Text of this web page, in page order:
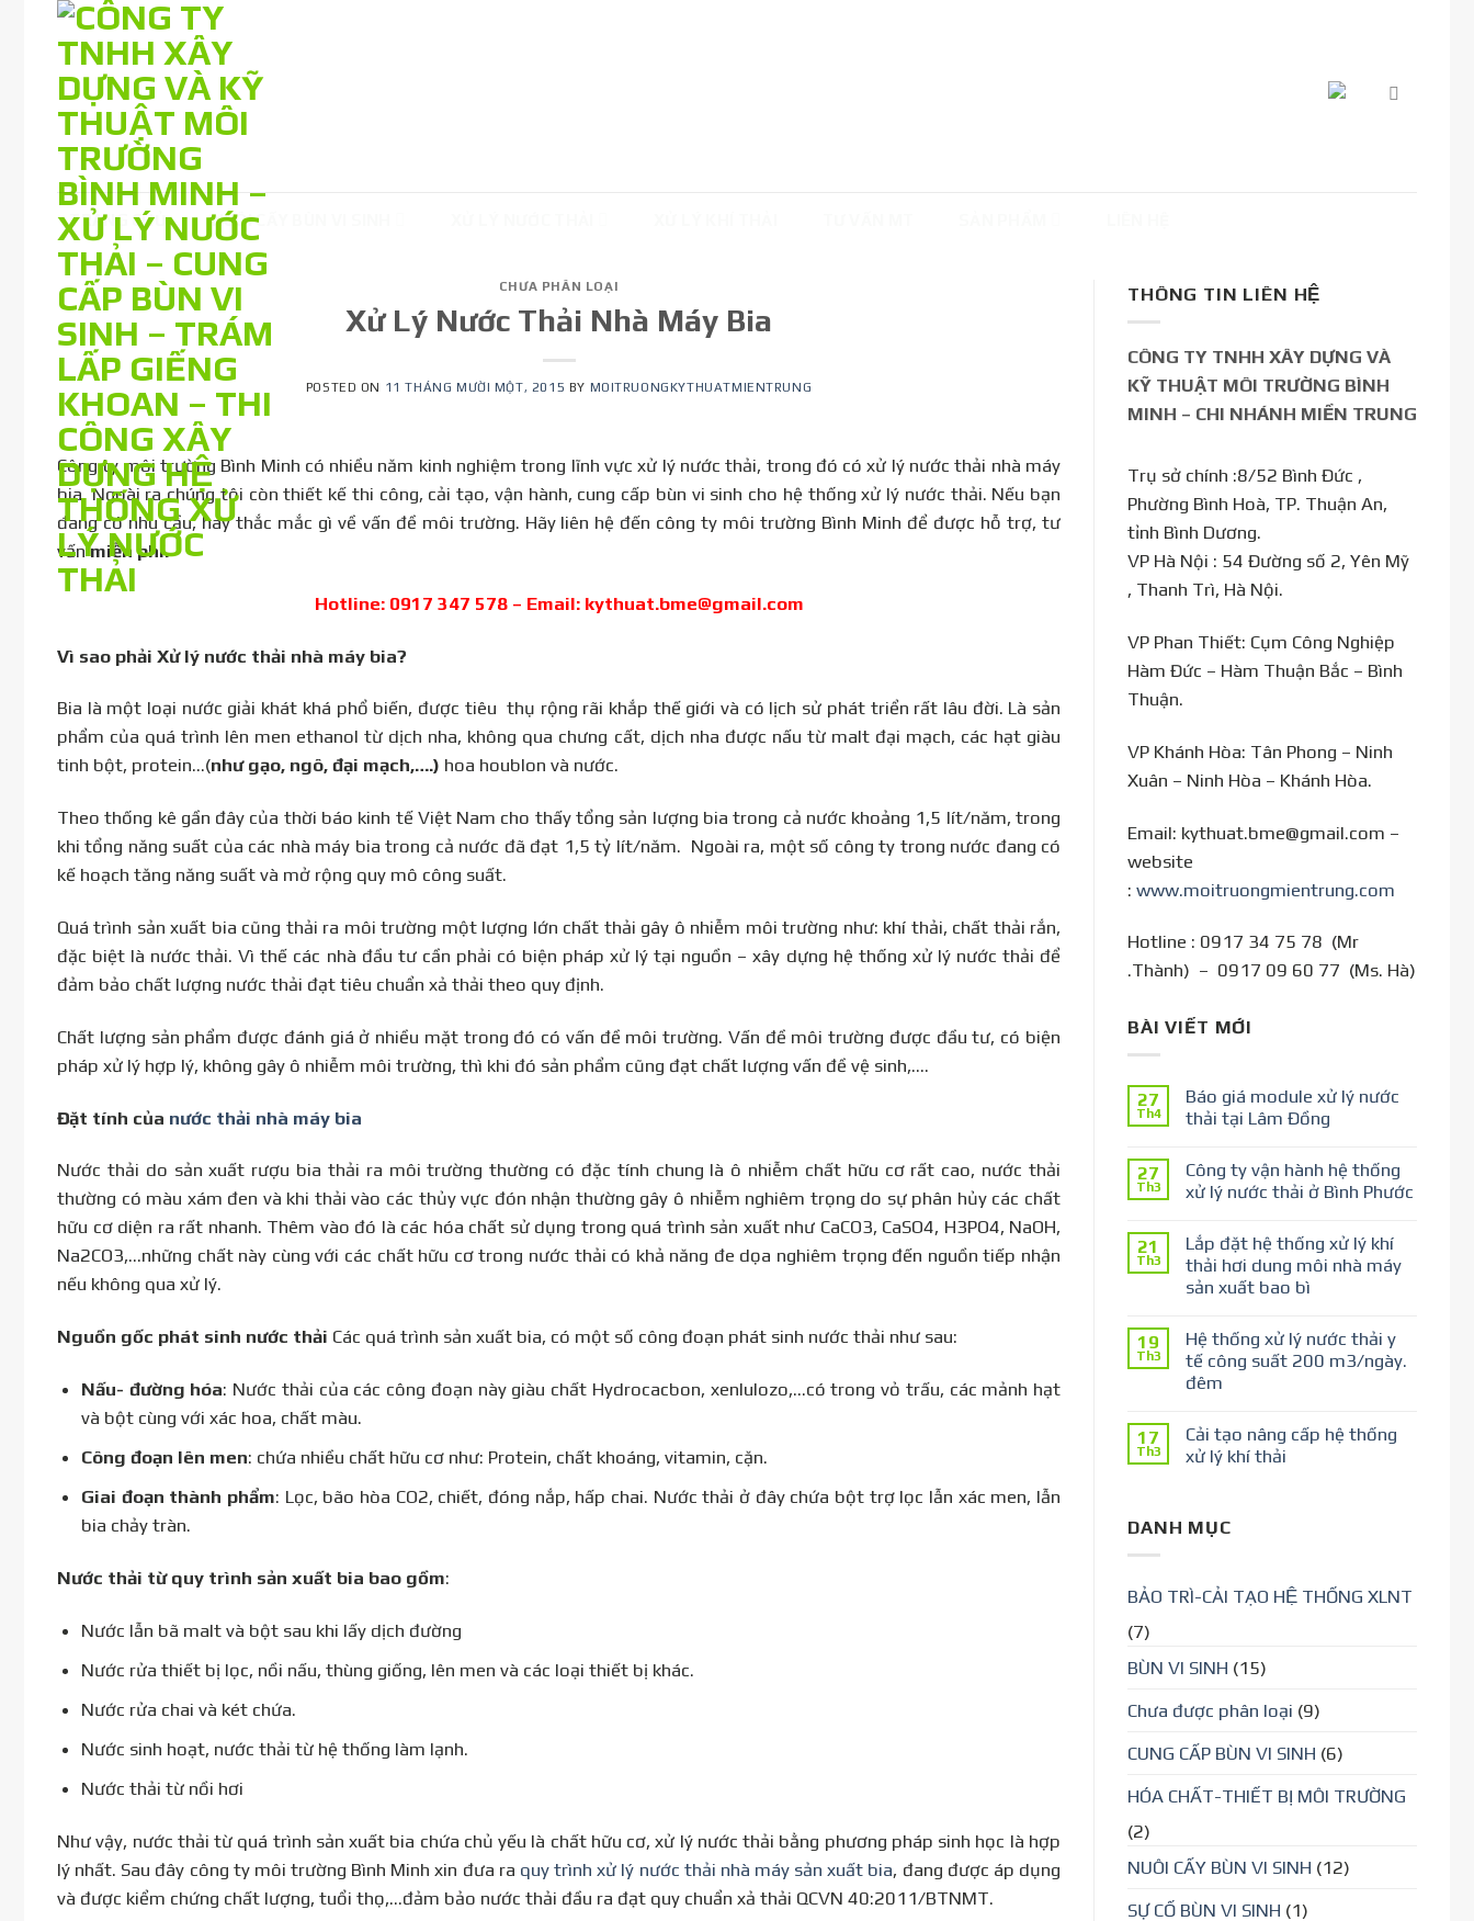
content
TRANG CHỦ NUÔI CẤY BÙN VI SINH
CHƯA PHÂN LOẠI
Xử Lý Nước Thải Nhà Máy Bia
POSTED ON 11 THÁNG MƯỜI MỘT, 2015 BY MOITRUONGKYTHUATMIENTRUNG
Công ty môi trường Bình Minh có nhiều năm kinh nghiệm trong lĩnh vực xử lý nước thải, trong đó có xử lý nước thải nhà máy
bia. Ngoài ra chúng tôi còn thiết kế thi công, cải tạo, vận hành, cung cấp bùn vi sinh cho hệ thống xử lý nước thải. Nếu bạn
đang có nhu cầu, hay thắc mắc gì về vấn đề môi trường. Hãy liên hệ đến công ty môi trường Bình Minh để được hỗ trợ, tư
vấn miễn phí.
Hotline: 0917 347 578 – Email: kythuat.bme@gmail.com
Vì sao phải Xử lý nước thải nhà máy bia?
Bia là một loại nước giải khát khá phổ biến, được tiêu thụ rộng rãi khắp thế giới và có lịch sử phát triển rất lâu đời. Là sản
phẩm của quá trình lên men ethanol từ dịch nha, không qua chưng cất, dịch nha được nấu từ malt đại mạch, các hạt giàu
tinh bột, protein…(như gạo, ngô, đại mạch,….) hoa houblon và nước.
Theo thống kê gần đây của thời báo kinh tế Việt Nam cho thấy tổng sản lượng bia trong cả nước khoảng 1,5 lít/năm, trong
khi tổng năng suất của các nhà máy bia trong cả nước đã đạt 1,5 tỷ lít/năm. Ngoài ra, một số công ty trong nước đang có
kế hoạch tăng năng suất và mở rộng quy mô công suất.
Quá trình sản xuất bia cũng thải ra môi trường một lượng lớn chất thải gây ô nhiễm môi trường như: khí thải, chất thải rắn,
đặc biệt là nước thải. Vì thế các nhà đầu tư cần phải có biện pháp xử lý tại nguồn – xây dựng hệ thống xử lý nước thải để
đảm bảo chất lượng nước thải đạt tiêu chuẩn xả thải theo quy định.
Chất lượng sản phẩm được đánh giá ở nhiều mặt trong đó có vấn đề môi trường. Vấn đề môi trường được đầu tư, có biện
pháp xử lý hợp lý, không gây ô nhiễm môi trường, thì khi đó sản phẩm cũng đạt chất lượng vấn đề vệ sinh,….
Đặt tính của nước thải nhà máy bia
Nước thải do sản xuất rượu bia thải ra môi trường thường có đặc tính chung là ô nhiễm chất hữu cơ rất cao, nước thải
thường có màu xám đen và khi thải vào các thủy vực đón nhận thường gây ô nhiễm nghiêm trọng do sự phân hủy các chất
hữu cơ diện ra rất nhanh. Thêm vào đó là các hóa chất sử dụng trong quá trình sản xuất như CaCO3, CaSO4, H3PO4, NaOH,
Na2CO3,…những chất này cùng với các chất hữu cơ trong nước thải có khả năng đe dọa nghiêm trọng đến nguồn tiếp nhận
nếu không qua xử lý.
Nguồn gốc phát sinh nước thải Các quá trình sản xuất bia, có một số công đoạn phát sinh nước thải như sau:
Nấu- đường hóa: Nước thải của các công đoạn này giàu chất Hydrocacbon, xenlulozo,…có trong vỏ trấu, các mảnh hạt
và bột cùng với xác hoa, chất màu.
Công đoạn lên men: chứa nhiều chất hữu cơ như: Protein, chất khoáng, vitamin, cặn.
Giai đoạn thành phẩm: Lọc, bão hòa CO2, chiết, đóng nắp, hấp chai. Nước thải ở đây chứa bột trợ lọc lẫn xác men, lẫn
bia chảy tràn.
Nước thải từ quy trình sản xuất bia bao gồm:
Nước lẫn bã malt và bột sau khi lấy dịch đường
Nước rửa thiết bị lọc, nồi nấu, thùng giống, lên men và các loại thiết bị khác.
Nước rửa chai và két chứa.
Nước sinh hoạt, nước thải từ hệ thống làm lạnh.
Nước thải từ nồi hơi
Như vậy, nước thải từ quá trình sản xuất bia chứa chủ yếu là chất hữu cơ, xử lý nước thải bằng phương pháp sinh học là hợp
lý nhất. Sau đây công ty môi trường Bình Minh xin đưa ra quy trình xử lý nước thải nhà máy sản xuất bia, đang được áp dụng
và được kiểm chứng chất lượng, tuổi thọ,…đảm bảo nước thải đầu ra đạt quy chuẩn xả thải QCVN 40:2011/BTNMT.
THÔNG TIN LIÊN HỆ
CÔNG TY TNHH XÂY DỰNG VÀ
KỸ THUẬT MÔI TRƯỜNG BÌNH
MINH – CHI NHÁNH MIỀN TRUNG
Trụ sở chính :8/52 Bình Đức ,
Phường Bình Hoà, TP. Thuận An,
tỉnh Bình Dương.
VP Hà Nội : 54 Đường số 2, Yên Mỹ
, Thanh Trì, Hà Nội.
VP Phan Thiết: Cụm Công Nghiệp
Hàm Đức – Hàm Thuận Bắc – Bình
Thuận.
VP Khánh Hòa: Tân Phong – Ninh
Xuân – Ninh Hòa – Khánh Hòa.
Email: kythuat.bme@gmail.com –
website
: www.moitruongmientrung.com
Hotline : 0917 34 75 78 (Mr
.Thành) – 0917 09 60 77 (Ms. Hà)
BÀI VIẾT MỚI
27
Th4
Báo giá module xử lý nước
thải tại Lâm Đồng
27
Th3
Công ty vận hành hệ thống
xử lý nước thải ở Bình Phước
21
Th3
Lắp đặt hệ thống xử lý khí
thải hơi dung môi nhà máy
sản xuất bao bì
19
Th3
Hệ thống xử lý nước thải y
tế công suất 200 m3/ngày.
đêm
17
Th3
Cải tạo nâng cấp hệ thống
xử lý khí thải
DANH MỤC
BẢO TRÌ-CẢI TẠO HỆ THỐNG XLNT
(7)
BÙN VI SINH (15)
Chưa được phân loại (9)
CUNG CẤP BÙN VI SINH (6)
HÓA CHẤT-THIẾT BỊ MÔI TRƯỜNG
(2)
NUÔI CẤY BÙN VI SINH (12)
SỰ CỐ BÙN VI SINH (1)